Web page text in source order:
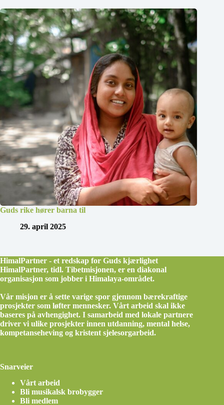
Guds rike hører barna til
29. april 2025
HimalPartner - et redskap for Guds kjærlighet
HimalPartner, tidl. Tibetmisjonen, er en diakonal
organisasjon som jobber i Himalaya-området.
Vår misjon er å sette varige spor gjennom bærekraftige
prosjekter som løfter mennesker. Vårt arbeid skal ikke
baseres på avhengighet. I samarbeid med lokale partnere
driver vi ulike prosjekter innen utdanning, mental helse,
kompetanseheving og kristent sjelesorgarbeid.
Snarveier
Vårt arbeid
Bli musikalsk brobygger
Bli medlem